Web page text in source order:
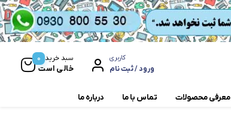
کاربری
ورود / ثبت نام
سبد خرید
خالی است
0
محصولات تماس با ما درباره ما